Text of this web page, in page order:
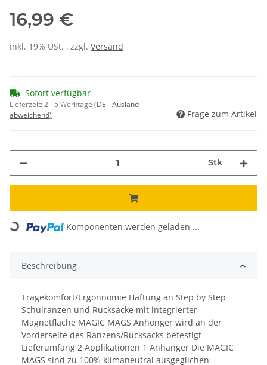
16,99 €
inkl. 19% USt. , zzgl. Versand
Sofort verfügbar
Lieferzeit:2 - 5 Werktage (DE - Ausland
abweichend)
Frage zum Artikel
Stk
Loading... Komponenten werden geladen ...
Beschreibung
Tragekomfort/Ergonnomie Haftung an Step by Step
Schulranzen und Rucksäcke mit integrierter
Magnetfläche MAGIC MAGS Anhönger wird an der
Vorderseite des Ranzens/Rucksacks befestigt
Lieferumfang 2 Applikationen 1 Anhänger Die MAGIC
MAGS sind zu 100% klimaneutral ausgeglichen